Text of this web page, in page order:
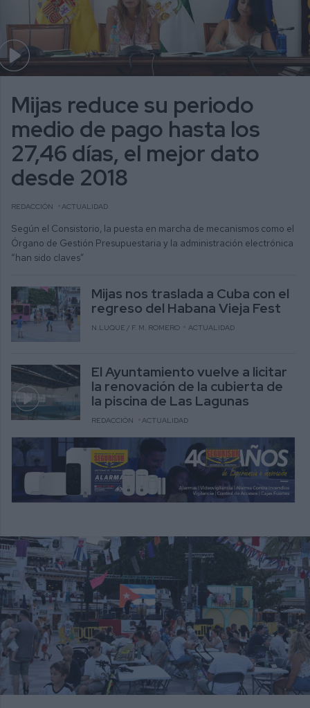
Mijas reduce su periodo
medio de pago hasta los
27,46 días, el mejor dato
desde 2018
REDACCIÓN ACTUALIDAD
Según el Consistorio, la puesta en marcha de mecanismos como el
Órgano de Gestión Presupuestaria y la administración electrónica
“han sido claves”
Mijas nos traslada a Cuba con el
regreso del Habana Vieja Fest
N.LUQUE / F. M. ROMERO ACTUALIDAD
El Ayuntamiento vuelve a licitar
la renovación de la cubierta de
la piscina de Las Lagunas
REDACCIÓN ACTUALIDAD